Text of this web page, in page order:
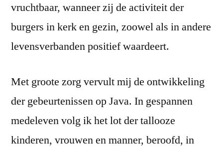
vruchtbaar, wanneer zij de activiteit der
burgers in kerk en gezin, zoowel als in andere
levensverbanden positief waardeert.
Met groote zorg vervult mij de ontwikkeling
der gebeurtenissen op Java. In gespannen
medeleven volg ik het lot der tallooze
kinderen, vrouwen en manner, beroofd, in